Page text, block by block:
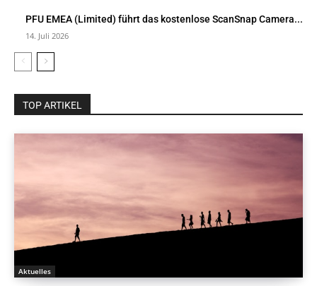
PFU EMEA (Limited) führt das kostenlose ScanSnap Camera...
14. Juli 2026
TOP ARTIKEL
Aktuelles